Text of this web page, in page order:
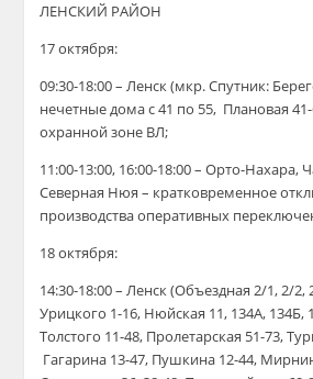
ЛЕНСКИЙ РАЙОН
17 октября:
09:30-18:00 – Ленск (мкр. Спутник:
нечетные дома с 41 по 55, Плановая
охранной зоне ВЛ;
11:00-13:00, 16:00-18:00 – Орто-
Северная Нюя – кратковременное
производства оперативных
18 октября:
14:30-18:00 – Ленск (Объездная 2/1, 2/2,
Урицкого 1-16, Нюйская 11, 134А, 134Б,
Толстого 11-48, Пролетарская 51-73,
Гагарина 13-47, Пушкина 12-44,